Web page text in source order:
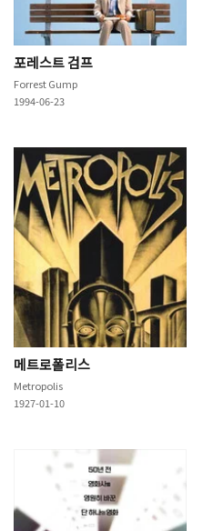
포레스트 검프
Forrest Gump
1994-06-23
메트로폴리스
Metropolis
1927-01-10